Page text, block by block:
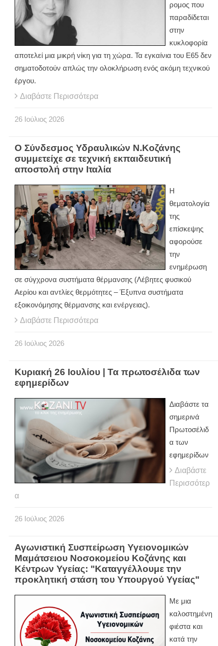
ρομος που
παραδίδεται
στην
κυκλοφορία
αποτελεί μια μικρή νίκη για τη χώρα. Τα εγκαίνια του Ε65 δεν
σηματοδοτούν απλώς την ολοκλήρωση ενός ακόμη τεχνικού
έργου.
Διαβάστε Περισσότερα
26 Ιούλιος 2026
Ο Σύνδεσμος Υδραυλικών Ν.Κοζάνης
συμμετείχε σε τεχνική εκπαιδευτική
αποστολή στην Ιταλία
Η
θεματολογία
της
επίσκεψης
αφορούσε
την
ενημέρωση
σε σύγχρονα συστήματα θέρμανσης (Λέβητες φυσικού
Αερίου και αντλίες θερμότητες – Έξυπνα συστήματα
εξοικονόμησης θέρμανσης και ενέργειας).
Διαβάστε Περισσότερα
26 Ιούλιος 2026
Κυριακή 26 Ιουλίου | Τα πρωτοσέλιδα των
εφημερίδων
Διαβάστε τα
σημερινά
Πρωτοσέλιδ
α των
εφημερίδων
Διαβάστε
Περισσότερ
α
26 Ιούλιος 2026
Αγωνιστική Συσπείρωση Υγειονομικών
Μαμάτσειου Νοσοκομείου Κοζάνης και
Κέντρων Υγείας: "Καταγγέλλουμε την
προκλητική στάση του Υπουργού Υγείας"
Με μια
καλοστημένη
φιέστα και
κατά την